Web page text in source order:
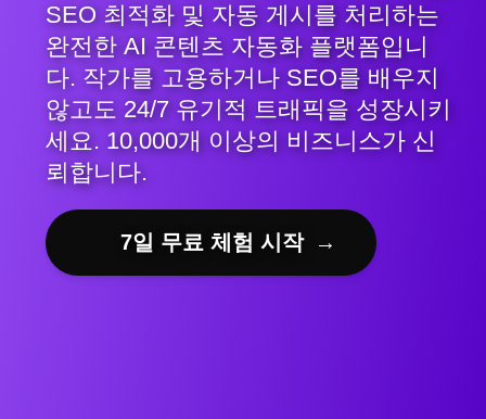
SEO 최적화 및 자동 게시를 처리하는
완전한 AI 콘텐츠 자동화 플랫폼입니
다. 작가를 고용하거나 SEO를 배우지
않고도 24/7 유기적 트래픽을 성장시키
세요. 10,000개 이상의 비즈니스가 신
뢰합니다.
7일 무료 체험 시작 →